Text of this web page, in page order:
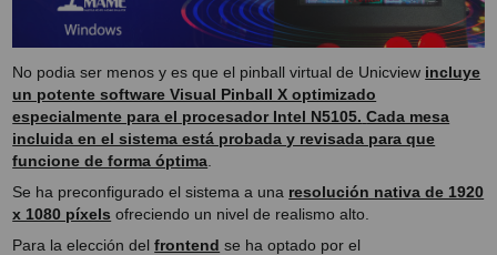
No podia ser menos y es que el pinball virtual de Unicview incluye
un potente software Visual Pinball X optimizado
especialmente para el procesador Intel N5105. Cada mesa
incluida en el sistema está probada y revisada para que
funcione de forma óptima
Se ha preconfigurado el sistema a una resolución nativa de 1920
x 1080 píxels ofreciendo un nivel de realismo alto.
Para la elección del frontend se ha optado por el